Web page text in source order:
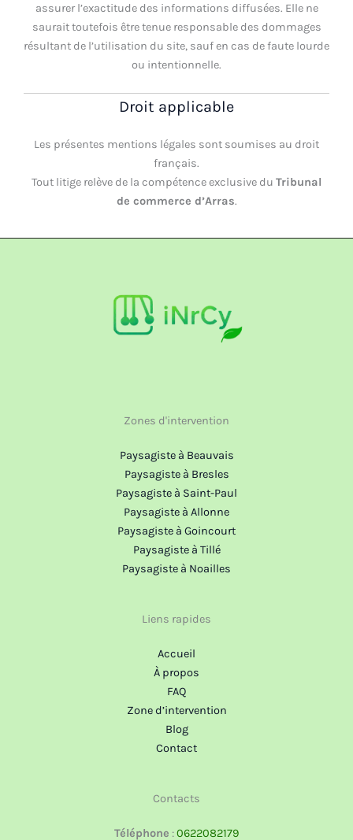
assurer l’exactitude des informations diffusées. Elle ne
saurait toutefois être tenue responsable des dommages
résultant de l’utilisation du site, sauf en cas de faute lourde
ou intentionnelle.
Droit applicable
Les présentes mentions légales sont soumises au droit
français.
Tout litige relève de la compétence exclusive du Tribunal
de commerce d’Arras.
Zones d'intervention
Paysagiste à Beauvais
Paysagiste à Bresles
Paysagiste à Saint-Paul
Paysagiste à Allonne
Paysagiste à Goincourt
Paysagiste à Tillé
Paysagiste à Noailles
Liens rapides
Accueil
À propos
FAQ
Zone d’intervention
Blog
Contact
Contacts
Téléphone :0622082179